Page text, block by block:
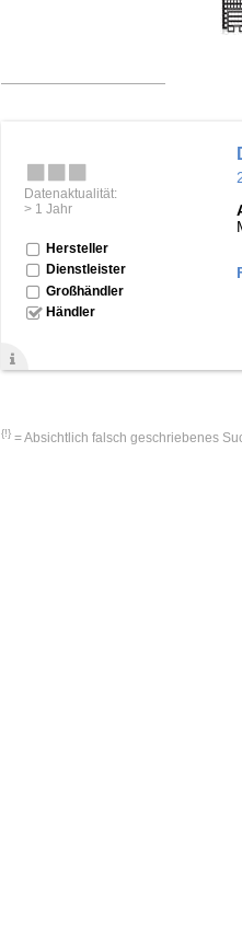
Datenaktualität:
> 1 Jahr
Hersteller
Dienstleister
Großhändler
Händler
{!} = Absichtlich falsch geschriebenes